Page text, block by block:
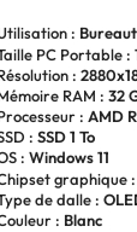
:
PC Portable :
:
RAM : 32
: AMD
: SSD 1 To
: Windows 11
graphique :
de dalle :
: Blanc